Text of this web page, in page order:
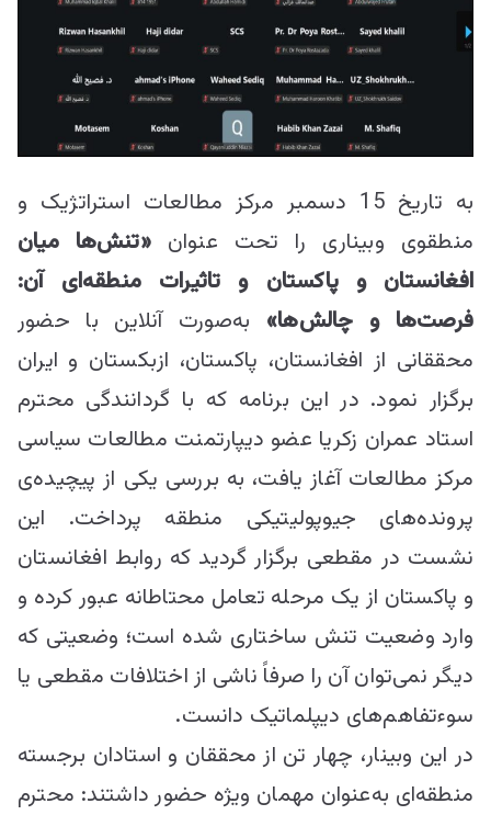
به تاریخ 15 دسمبر مرکز مطالعات استراتژیک و
منطقوی وبیناری را تحت عنوان«تنش‌ها میان
افغانستان و پاکستان و تاثیرات منطقه‌ا‌ی آن:
فرصت‌ها و چالش‌ها» به‌صورت آنلاین با حضور
محققانی از افغانستان، پاکستان، ازبکستان و ایران
برگزار نمود. در این برنامه که با گردانندگی محترم
استاد عمران زکریا عضو دیپارتمنت مطالعات سیاسی
مرکز مطالعات آغاز یافت، به بررسی یکی از پیچیده‌‌ی
پرونده‌های جیوپولیتیکی منطقه پرداخت. این
نشست در مقطعی برگزار گردید که روابط افغانستان
و پاکستان از یک مرحله تعامل محتاطانه عبور کرده و
وارد وضعیت تنش ساختاری شده است؛ وضعیتی که
دیگر نمی‌توان آن را صرفاً ناشی از اختلافات مقطعی یا
سوءتفاهم‌های دیپلماتیک دانست.
در این وبینار، چهار تن از محققان و استادان برجسته
منطقه‌‌ای به‌عنوان مهمان ویژه حضور داشتند: محترم